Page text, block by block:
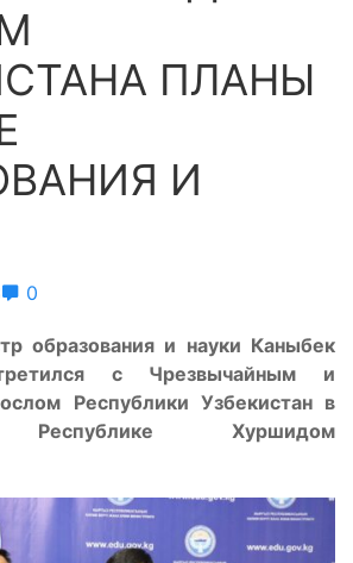
ПЛАНЫ
И
0
образования и науки Каныбек
с Чрезвычайным и
Республики Узбекистан в
Республике Хуршидом